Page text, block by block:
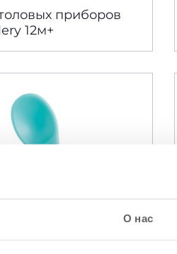
О нас
приборов
12м+